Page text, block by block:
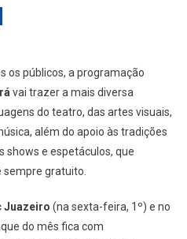
os públicos, a programação
vai trazer a mais diversa
do teatro, das artes visuais,
além do apoio às tradições
shows e espetáculos, que
sempre gratuito.
Juazeiro (na sexta-feira, 1º) e no
do mês fica com